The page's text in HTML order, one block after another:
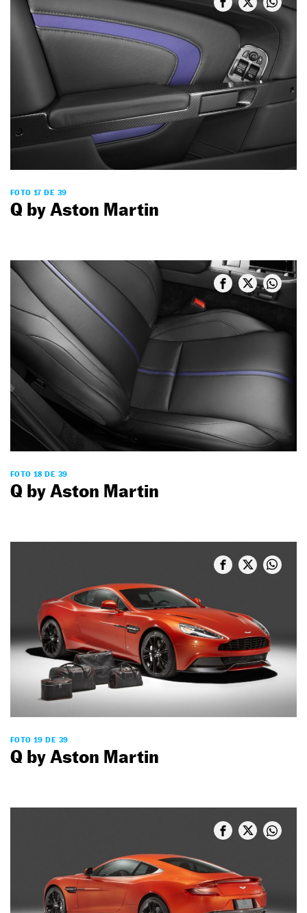
FOTO 17 DE 39
Q by Aston Martin
FOTO 18 DE 39
Q by Aston Martin
FOTO 19 DE 39
Q by Aston Martin